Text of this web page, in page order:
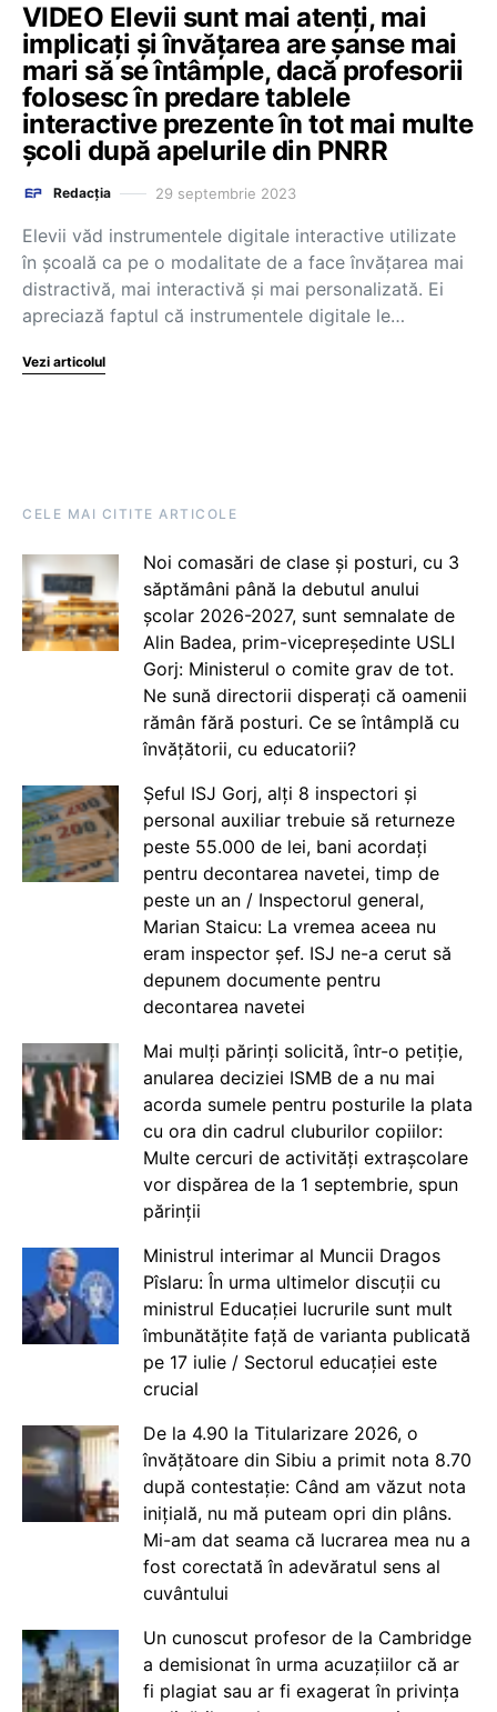
VIDEO Elevii sunt mai atenți, mai
implicați și învățarea are șanse mai
mari să se întâmple, dacă profesorii
folosesc în predare tablele
interactive prezente în tot mai multe
școli după apelurile din PNRR
Redacția 29 septembrie 2023
Elevii văd instrumentele digitale interactive utilizate
în școală ca pe o modalitate de a face învățarea mai
distractivă, mai interactivă și mai personalizată. Ei
apreciază faptul că instrumentele digitale le…
Vezi articolul
CELE MAI CITITE ARTICOLE
Noi comasări de clase și posturi, cu 3
săptămâni până la debutul anului
școlar 2026-2027, sunt semnalate de
Alin Badea, prim-vicepreședinte USLI
Gorj: Ministerul o comite grav de tot.
Ne sună directorii disperați că oamenii
rămân fără posturi. Ce se întâmplă cu
învățătorii, cu educatorii?
Șeful ISJ Gorj, alți 8 inspectori și
personal auxiliar trebuie să returneze
peste 55.000 de lei, bani acordați
pentru decontarea navetei, timp de
peste un an / Inspectorul general,
Marian Staicu: La vremea aceea nu
eram inspector șef. ISJ ne-a cerut să
depunem documente pentru
decontarea navetei
Mai mulți părinți solicită, într-o petiție,
anularea deciziei ISMB de a nu mai
acorda sumele pentru posturile la plata
cu ora din cadrul cluburilor copiilor:
Multe cercuri de activități extrașcolare
vor dispărea de la 1 septembrie, spun
părinții
Ministrul interimar al Muncii Dragos
Pîslaru: În urma ultimelor discuții cu
ministrul Educației lucrurile sunt mult
îmbunătățite față de varianta publicată
pe 17 iulie / Sectorul educației este
crucial
De la 4.90 la Titularizare 2026, o
învățătoare din Sibiu a primit nota 8.70
după contestație: Când am văzut nota
inițială, nu mă puteam opri din plâns.
Mi-am dat seama că lucrarea mea nu a
fost corectată în adevăratul sens al
cuvântului
Un cunoscut profesor de la Cambridge
a demisionat în urma acuzațiilor că ar
fi plagiat sau ar fi exagerat în privința